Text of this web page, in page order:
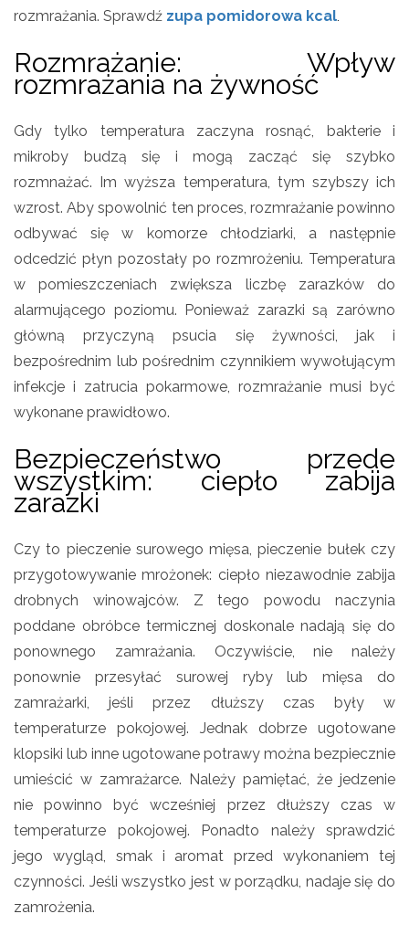
rozmrażania. Sprawdź zupa pomidorowa kcal
Rozmrażanie: Wpływ
rozmrażania na żywność
Gdy tylko temperatura zaczyna rosnąć, bakterie i
mikroby budzą się i mogą zacząć się szybko
rozmnażać. Im wyższa temperatura, tym szybszy ich
wzrost. Aby spowolnić ten proces, rozmrażanie powinno
odbywać się w komorze chłodziarki, a następnie
odcedzić płyn pozostały po rozmrożeniu. Temperatura
w pomieszczeniach zwiększa liczbę zarazków do
alarmującego poziomu. Ponieważ zarazki są zarówno
główną przyczyną psucia się żywności, jak i
bezpośrednim lub pośrednim czynnikiem wywołującym
infekcje i zatrucia pokarmowe, rozmrażanie musi być
wykonane prawidłowo.
Bezpieczeństwo przede
wszystkim: ciepło zabija
zarazki
Czy to pieczenie surowego mięsa, pieczenie bułek czy
przygotowywanie mrożonek: ciepło niezawodnie zabija
drobnych winowajców. Z tego powodu naczynia
poddane obróbce termicznej doskonale nadają się do
ponownego zamrażania. Oczywiście, nie należy
ponownie przesyłać surowej ryby lub mięsa do
zamrażarki, jeśli przez dłuższy czas były w
temperaturze pokojowej. Jednak dobrze ugotowane
klopsiki lub inne ugotowane potrawy można bezpiecznie
umieścić w zamrażarce. Należy pamiętać, że jedzenie
nie powinno być wcześniej przez dłuższy czas w
temperaturze pokojowej. Ponadto należy sprawdzić
jego wygląd, smak i aromat przed wykonaniem tej
czynności. Jeśli wszystko jest w porządku, nadaje się do
zamrożenia.